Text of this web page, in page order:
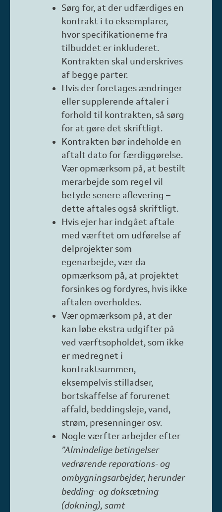
Sørg for, at der udfærdiges en
kontrakt i to eksemplarer,
hvor specifikationerne fra
tilbuddet er inkluderet.
Kontrakten skal underskrives
af begge parter.
Hvis der foretages ændringer
eller supplerende aftaler i
forhold til kontrakten, så sørg
for at gøre det skriftligt.
Kontrakten bør indeholde en
aftalt dato for færdiggørelse.
Vær opmærksom på, at bestilt
merarbejde som regel vil
betyde senere aflevering –
dette aftales også skriftligt.
Hvis ejer har indgået aftale
med værftet om udførelse af
delprojekter som
egenarbejde, vær da
opmærksom på, at projektet
forsinkes og fordyres, hvis ikke
aftalen overholdes.
Vær opmærksom på, at der
kan løbe ekstra udgifter på
ved værftsopholdet, som ikke
er medregnet i
kontraktsummen,
eksempelvis stilladser,
bortskaffelse af forurenet
affald, beddingsleje, vand,
strøm, presenninger osv.
Nogle værfter arbejder efter
”Almindelige betingelser
vedrørende reparations- og
ombygningsarbejder, herunder
bedding- og doksætning
(dokning), samt